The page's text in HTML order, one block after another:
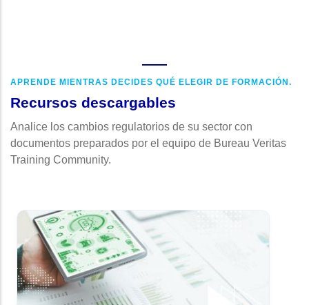
APRENDE MIENTRAS DECIDES QUÉ ELEGIR DE FORMACIÓN.
Recursos descargables
Analice los cambios regulatorios de su sector con
documentos preparados por el equipo de Bureau Veritas
Training Community.